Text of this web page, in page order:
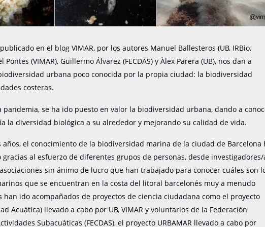
en el blog VIMAR, por los autores Manuel Ballesteros (UB, IRBio,
Pontes (VIMAR), Guillermo Álvarez (FECDAS) y Àlex Parera (UB), nos dan a
urbana poco conocida por la propia ciudad: la biodiversidad
costeras.
pandemia, se ha ido puesto en valor la biodiversidad urbana, dando a
la diversidad biológica a su alrededor y mejorando su calidad de vida.
años, el conocimiento de la biodiversidad marina de la ciudad de Barcelona
al esfuerzo de diferentes grupos de personas, desde investigadores/
sin ánimo de lucro que han trabajado para conocer cuáles son
que se encuentran en la costa del litoral barcelonés muy a menudo
han ido acompañados de proyectos de ciencia ciudadana como el proyecto
Acuática) llevado a cabo por UB, VIMAR y voluntarios de la Federación
Subacuáticas (FECDAS), el proyecto URBAMAR llevado a cabo por